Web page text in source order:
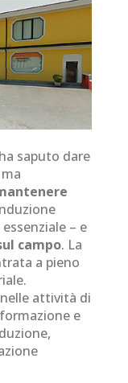
saputo dare
– e
campo. La
a pieno
attività di
e